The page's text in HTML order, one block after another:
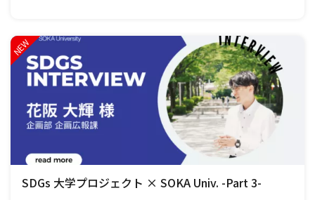
SDGs 大学プロジェクト × SOKA Univ. -Part 3-